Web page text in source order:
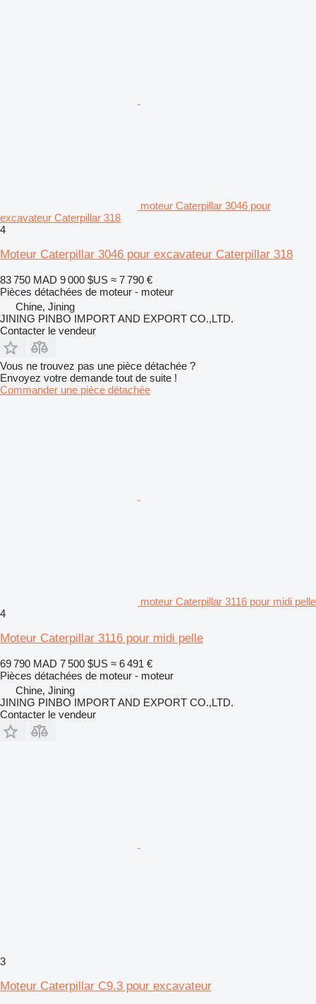
moteur Caterpillar 3046 pour
excavateur Caterpillar 318
4
Moteur Caterpillar 3046 pour excavateur Caterpillar 318
83 750 MAD 9 000 $US ≈ 7 790 €
Pièces détachées de moteur - moteur
Chine, Jining
JINING PINBO IMPORT AND EXPORT CO.,LTD.
Contacter le vendeur
Vous ne trouvez pas une pièce détachée ?
Envoyez votre demande tout de suite !
Commander une pièce détachée
moteur Caterpillar 3116 pour midi pelle
4
Moteur Caterpillar 3116 pour midi pelle
69 790 MAD 7 500 $US ≈ 6 491 €
Pièces détachées de moteur - moteur
Chine, Jining
JINING PINBO IMPORT AND EXPORT CO.,LTD.
Contacter le vendeur
3
Moteur Caterpillar C9.3 pour excavateur